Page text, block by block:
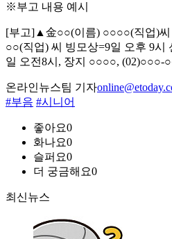
※부고 내용 예시
[부고]▲金○○(이름) ○○○○(직업)씨
○○(직업) 씨 빙모상=9일 오후 9시
일 오전8시, 장지 ○○○○, (02)○○○-
온라인뉴스팀 기자
#부음 #시니어
좋아요0
화나요0
슬퍼요0
더 궁금해요0
최신뉴스